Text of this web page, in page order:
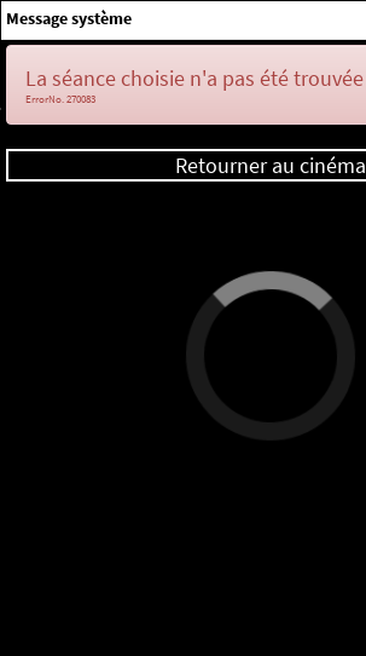
Message système
La séance choisie n'a pas été trouvée
ErrorNo. 270083
Retourner au cinéma